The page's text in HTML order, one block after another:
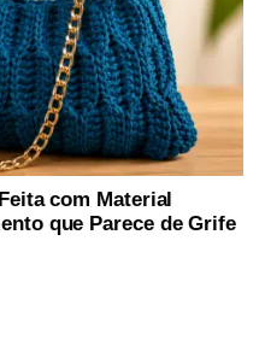
com Material
que Parece de Grife